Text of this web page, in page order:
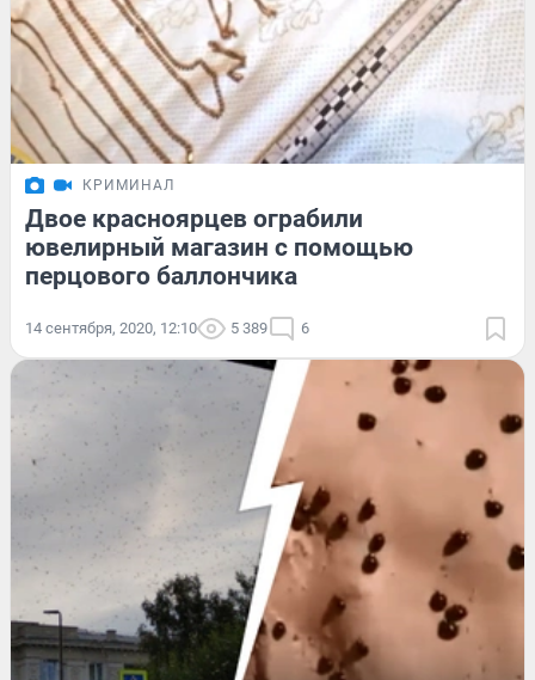
КРИМИНАЛ
Двое красноярцев ограбили
ювелирный магазин с помощью
перцового баллончика
14 сентября, 2020, 12:10 5 389 6